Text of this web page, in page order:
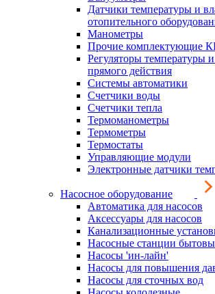
Датчики температуры и
отопительного
Манометры
Прочие комплектующие
Регуляторы температуры
прямого действия
Системы автоматики
Счетчики воды
Счетчики тепла
Термоманометры
Термометры
Термостаты
Управляющие модули
Электронные датчики
Насосное оборудование
Автоматика для насосов
Аксессуары для насосов
Канализационные
Насосные станции
Насосы 'ин-лайн'
Насосы для повышения
Насосы для сточных вод